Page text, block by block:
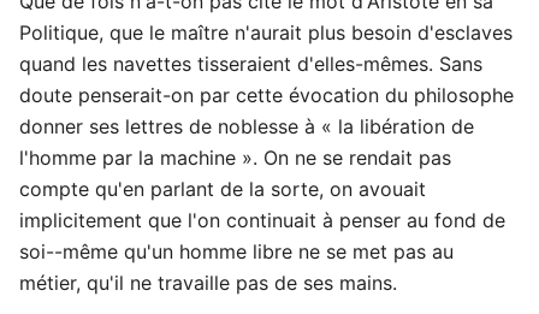
Politique, que le maître n'aurait plus besoin d'esclaves
quand les navettes tisseraient d'elles-mêmes. Sans
doute penserait-on par cette évocation du philosophe
donner ses lettres de noblesse à « la libération de
l'homme par la machine ». On ne se rendait pas
compte qu'en parlant de la sorte, on avouait
implicitement que l'on continuait à penser au fond de
soi--même qu'un homme libre ne se met pas au
métier, qu'il ne travaille pas de ses mains.